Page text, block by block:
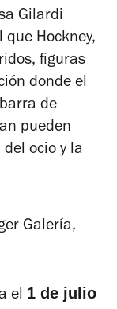
Gilardi
Hockney,
figuras
donde el
de
pueden
ocio y la
el 1 de julio